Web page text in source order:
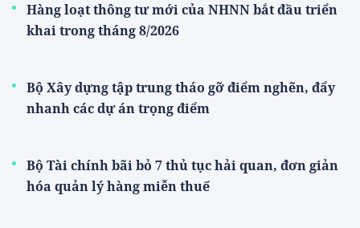
Hàng loạt thông tư mới của NHNN bắt đầu triển
khai trong tháng 8/2026
Bộ Xây dựng tập trung tháo gỡ điểm nghẽn, đẩy
nhanh các dự án trọng điểm
Bộ Tài chính bãi bỏ 7 thủ tục hải quan, đơn giản
hóa quản lý hàng miễn thuế